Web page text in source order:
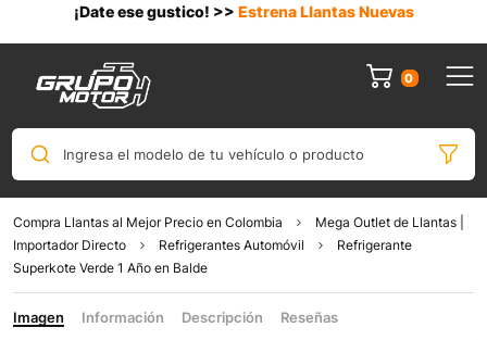
¡Date ese gustico! >> Estrena Llantas Nuevas
0
Ingresa el modelo de tu vehículo o producto
Compra Llantas al Mejor Precio en Colombia
Mega Outlet de Llantas |
Importador Directo
Refrigerantes Automóvil
Refrigerante
Superkote Verde 1 Año en Balde
Imagen Información Descripción Reseñas